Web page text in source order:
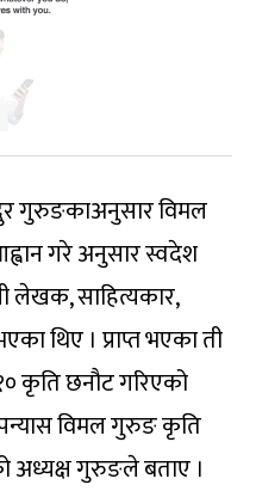
गुरुङकाअनुसार विमल
गरे अनुसार स्वदेश
लेखक, साहित्यकार,
थिए । प्राप्त भएका ती
कृति छनौट गरिएको
विमल गुरुङ कृति
अध्यक्ष गुरुङले बताए ।